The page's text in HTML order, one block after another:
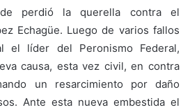
perdió la querella contra el
Echagüe. Luego de varios fallos
el líder del Peronismo Federal,
causa, esta vez civil, en contra
un resarcimiento por daño
Ante esta nueva embestida el